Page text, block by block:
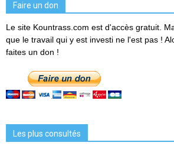
Faire un don
Le site Kountrass.com est d'accès gratuit.
que le travail qui y est investi ne l'est pas !
faites un don !
Les plus consultés